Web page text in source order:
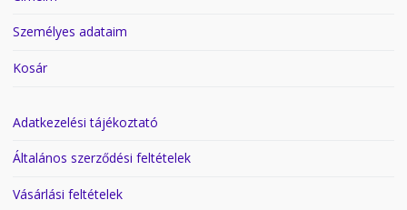
Személyes adataim
Kosár
Adatkezelési tájékoztató
Általános szerződési feltételek
Vásárlási feltételek